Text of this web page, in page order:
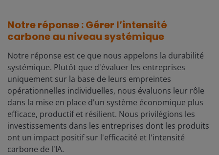
Notre réponse : Gérer l’intensité
carbone au niveau systémique
Notre réponse est ce que nous appelons la durabilité
systémique. Plutôt que d'évaluer les entreprises
uniquement sur la base de leurs empreintes
opérationnelles individuelles, nous évaluons leur rôle
dans la mise en place d'un système économique plus
efficace, productif et résilient. Nous privilégions les
investissements dans les entreprises dont les produits
ont un impact positif sur l'efficacité et l'intensité
carbone de l'IA.